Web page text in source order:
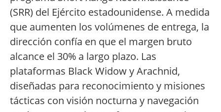
(SRR) del Ejército estadounidense. A medida
que aumenten los volúmenes de entrega, la
dirección confía en que el margen bruto
alcance el 30% a largo plazo. Las
plataformas Black Widow y Arachnid,
diseñadas para reconocimiento y misiones
tácticas con visión nocturna y navegación